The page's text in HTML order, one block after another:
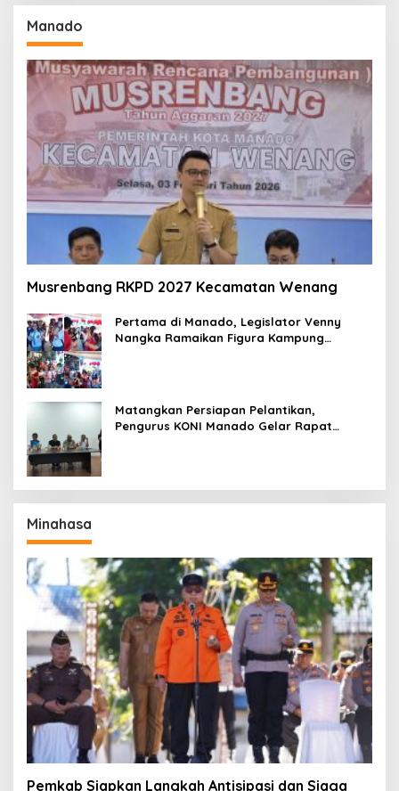
Manado
Musrenbang RKPD 2027 Kecamatan Wenang
Pertama di Manado, Legislator Venny
Nangka Ramaikan Figura Kampung
Matangkan Persiapan Pelantikan,
Pengurus KONI Manado Gelar Rapat
Minahasa
Pemkab Siapkan Langkah Antisipasi dan Siaga